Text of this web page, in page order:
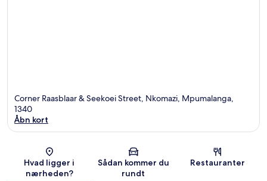
Corner Raasblaar & Seekoei Street, Nkomazi, Mpumalanga,
1340
Åbn kort
Hvad ligger i
nærheden?
Sådan kommer du
rundt
Restauranter